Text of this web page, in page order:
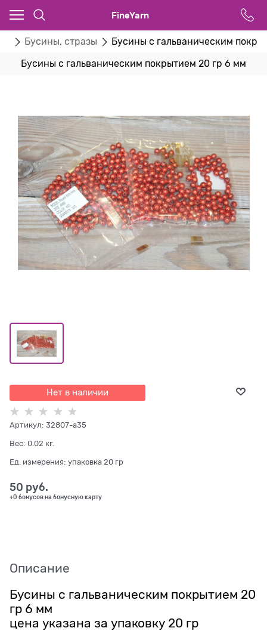
FineYarn
Бусины, стразы Бусины с гальваническим
Бусины с гальваническим покрытием 20 гр 6 мм
Нет в наличии
Артикул: 32807-а35
Вес: 0.02 кг.
Ед. измерения: упаковка 20 гр
50 руб.
+0 бонусов на бонусную карту
Описание
Бусины с гальваническим покрытием 20
гр 6 мм
цена указана за упаковку 20 гр